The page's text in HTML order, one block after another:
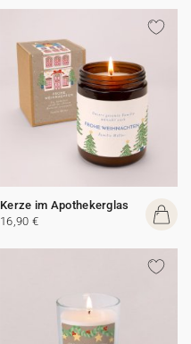
Kerze im Apothekerglas
16,90 €